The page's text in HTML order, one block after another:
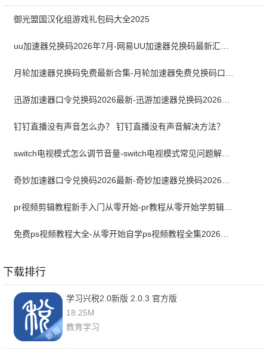
御光盟国汉化组游戏礼包码大全2025
钉钉直播没有声音怎么办？ 钉钉直播没有声音解决方法？
switch电视模式怎么调节音量-switch电视模式常见问题解决方案
pr视频剪辑教程新手入门从零开始-pr教程从零开始学剪辑全集免费
下载排行
学习兴税2.0新版 2.0.3 官方版
18.25M
教育学习